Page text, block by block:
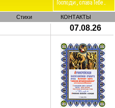
Стихи КОНТАКТЫ
07.08.26